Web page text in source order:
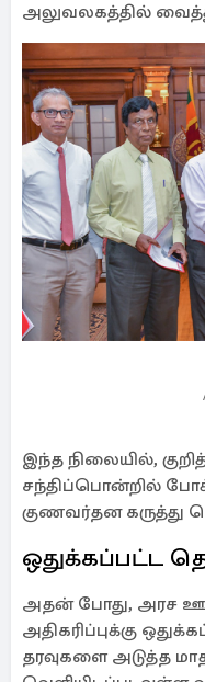
அலுவலகத்தில்
இந்த நிலையில்,
சந்திப்பொன்றில்
குணவர்தன கருத்து
ஒதுக்கப்பட்ட
அதன் போது, அரச
அதிகரிப்புக்கு
தரவுகளை அடுத்த